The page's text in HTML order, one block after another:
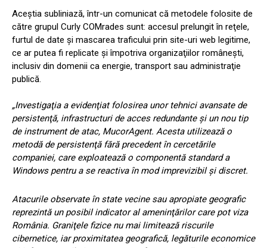
Aceştia subliniază, într-un comunicat că metodele folosite de
către grupul Curly COMrades sunt: accesul prelungit în reţele,
furtul de date şi mascarea traficului prin site-uri web legitime,
ce ar putea fi replicate şi împotriva organizaţiilor româneşti,
inclusiv din domenii ca energie, transport sau administraţie
publică.
„Investigaţia a evidenţiat folosirea unor tehnici avansate de
persistenţă, infrastructuri de acces redundante şi un nou tip
de instrument de atac, MucorAgent. Acesta utilizează o
metodă de persistenţă fără precedent în cercetările
companiei, care exploatează o componentă standard a
Windows pentru a se reactiva în mod imprevizibil şi discret.
Atacurile observate în state vecine sau apropiate geografic
reprezintă un posibil indicator al ameninţărilor care pot viza
România. Graniţele fizice nu mai limitează riscurile
cibernetice, iar proximitatea geografică, legăturile economice